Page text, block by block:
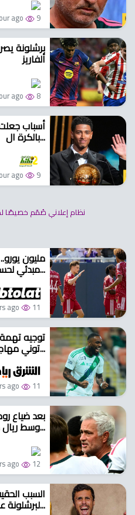
ago 9
برشلونة
ألفاريز
ago 8
أسباب جعلت
بالكرة ال...
ago 9
مبدئي لحسم ص...
ago 11
توجيه
توني مهاجم الأ...
ago 11
بعد ضياع
وسط ريال مدر...
ago 12
السبب
لبرشلونة على ريال م...